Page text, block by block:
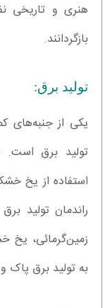
هنری و تاریخی
بازگردانند.
تولید برق:
یکی از جنبه‌های
تولید برق است.
استفاده از یخ
راندمان تولید
زمین‌گرمائی، یخ
به تولید برق پاک